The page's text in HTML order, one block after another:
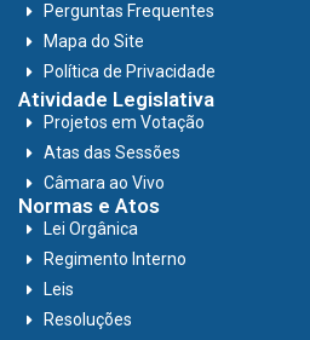
Perguntas Frequentes
Mapa do Site
Política de Privacidade
Atividade Legislativa
Projetos em Votação
Atas das Sessões
Câmara ao Vivo
Normas e Atos
Lei Orgânica
Regimento Interno
Leis
Resoluções